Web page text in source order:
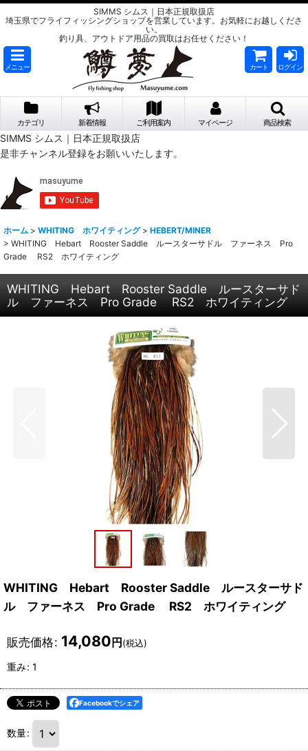
SIMMS シムス｜日本正規取扱店
埼玉県でフライフィッシングショップを営業しています。お気軽にお越しくださ
い。
釣り具、アウトドア用品の買取はお任せください！
メニュー カート ログイン
カテゴリ 新着情報 ご利用案内 マイページ 商品検索
SIMMS シムス｜日本正規取扱店
是非チャンネル登録をお願いいたします。
ホーム > WHITING ホワイティング > HEBERT/MINER
> WHITING Hebart Rooster Saddle ルースターサドル ファーネス Pro
Grade RS2 ホワイティング
WHITING Hebart Rooster Saddle ルースターサド
ル ファーネス Pro Grade RS2 ホワイティング
WHITING Hebart Rooster Saddle ルースターサド
ル ファーネス Pro Grade RS2 ホワイティング
販売価格: 14,080 円 (税込)
重み: 1
Facebookでシェア
数量: